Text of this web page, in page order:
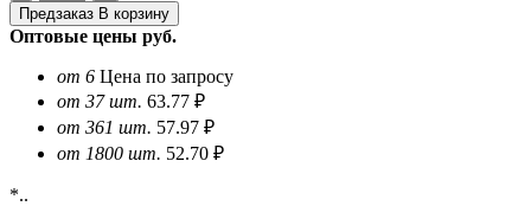
Предзаказ В корзину
Оптовые цены руб.
от 6 Цена по запросу
от 37 шт. 63.77 ₽
от 361 шт. 57.97 ₽
от 1800 шт. 52.70 ₽
*..